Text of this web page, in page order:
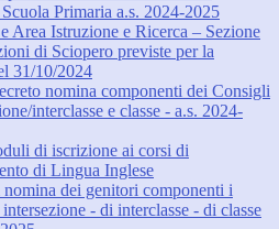
Primaria a.s. 2024-2025
Area Istruzione e Ricerca – Sezione
di Sciopero previste per la
31/10/2024
nomina componenti dei Consigli
interclasse e classe - a.s. 2024-
di iscrizione ai corsi di
di Lingua Inglese
dei genitori componenti i
- di interclasse - di classe